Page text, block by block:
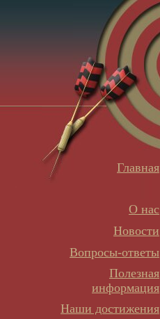
Главная
О нас
Новости
Вопросы-ответы
Полезная
информация
Наши достижения